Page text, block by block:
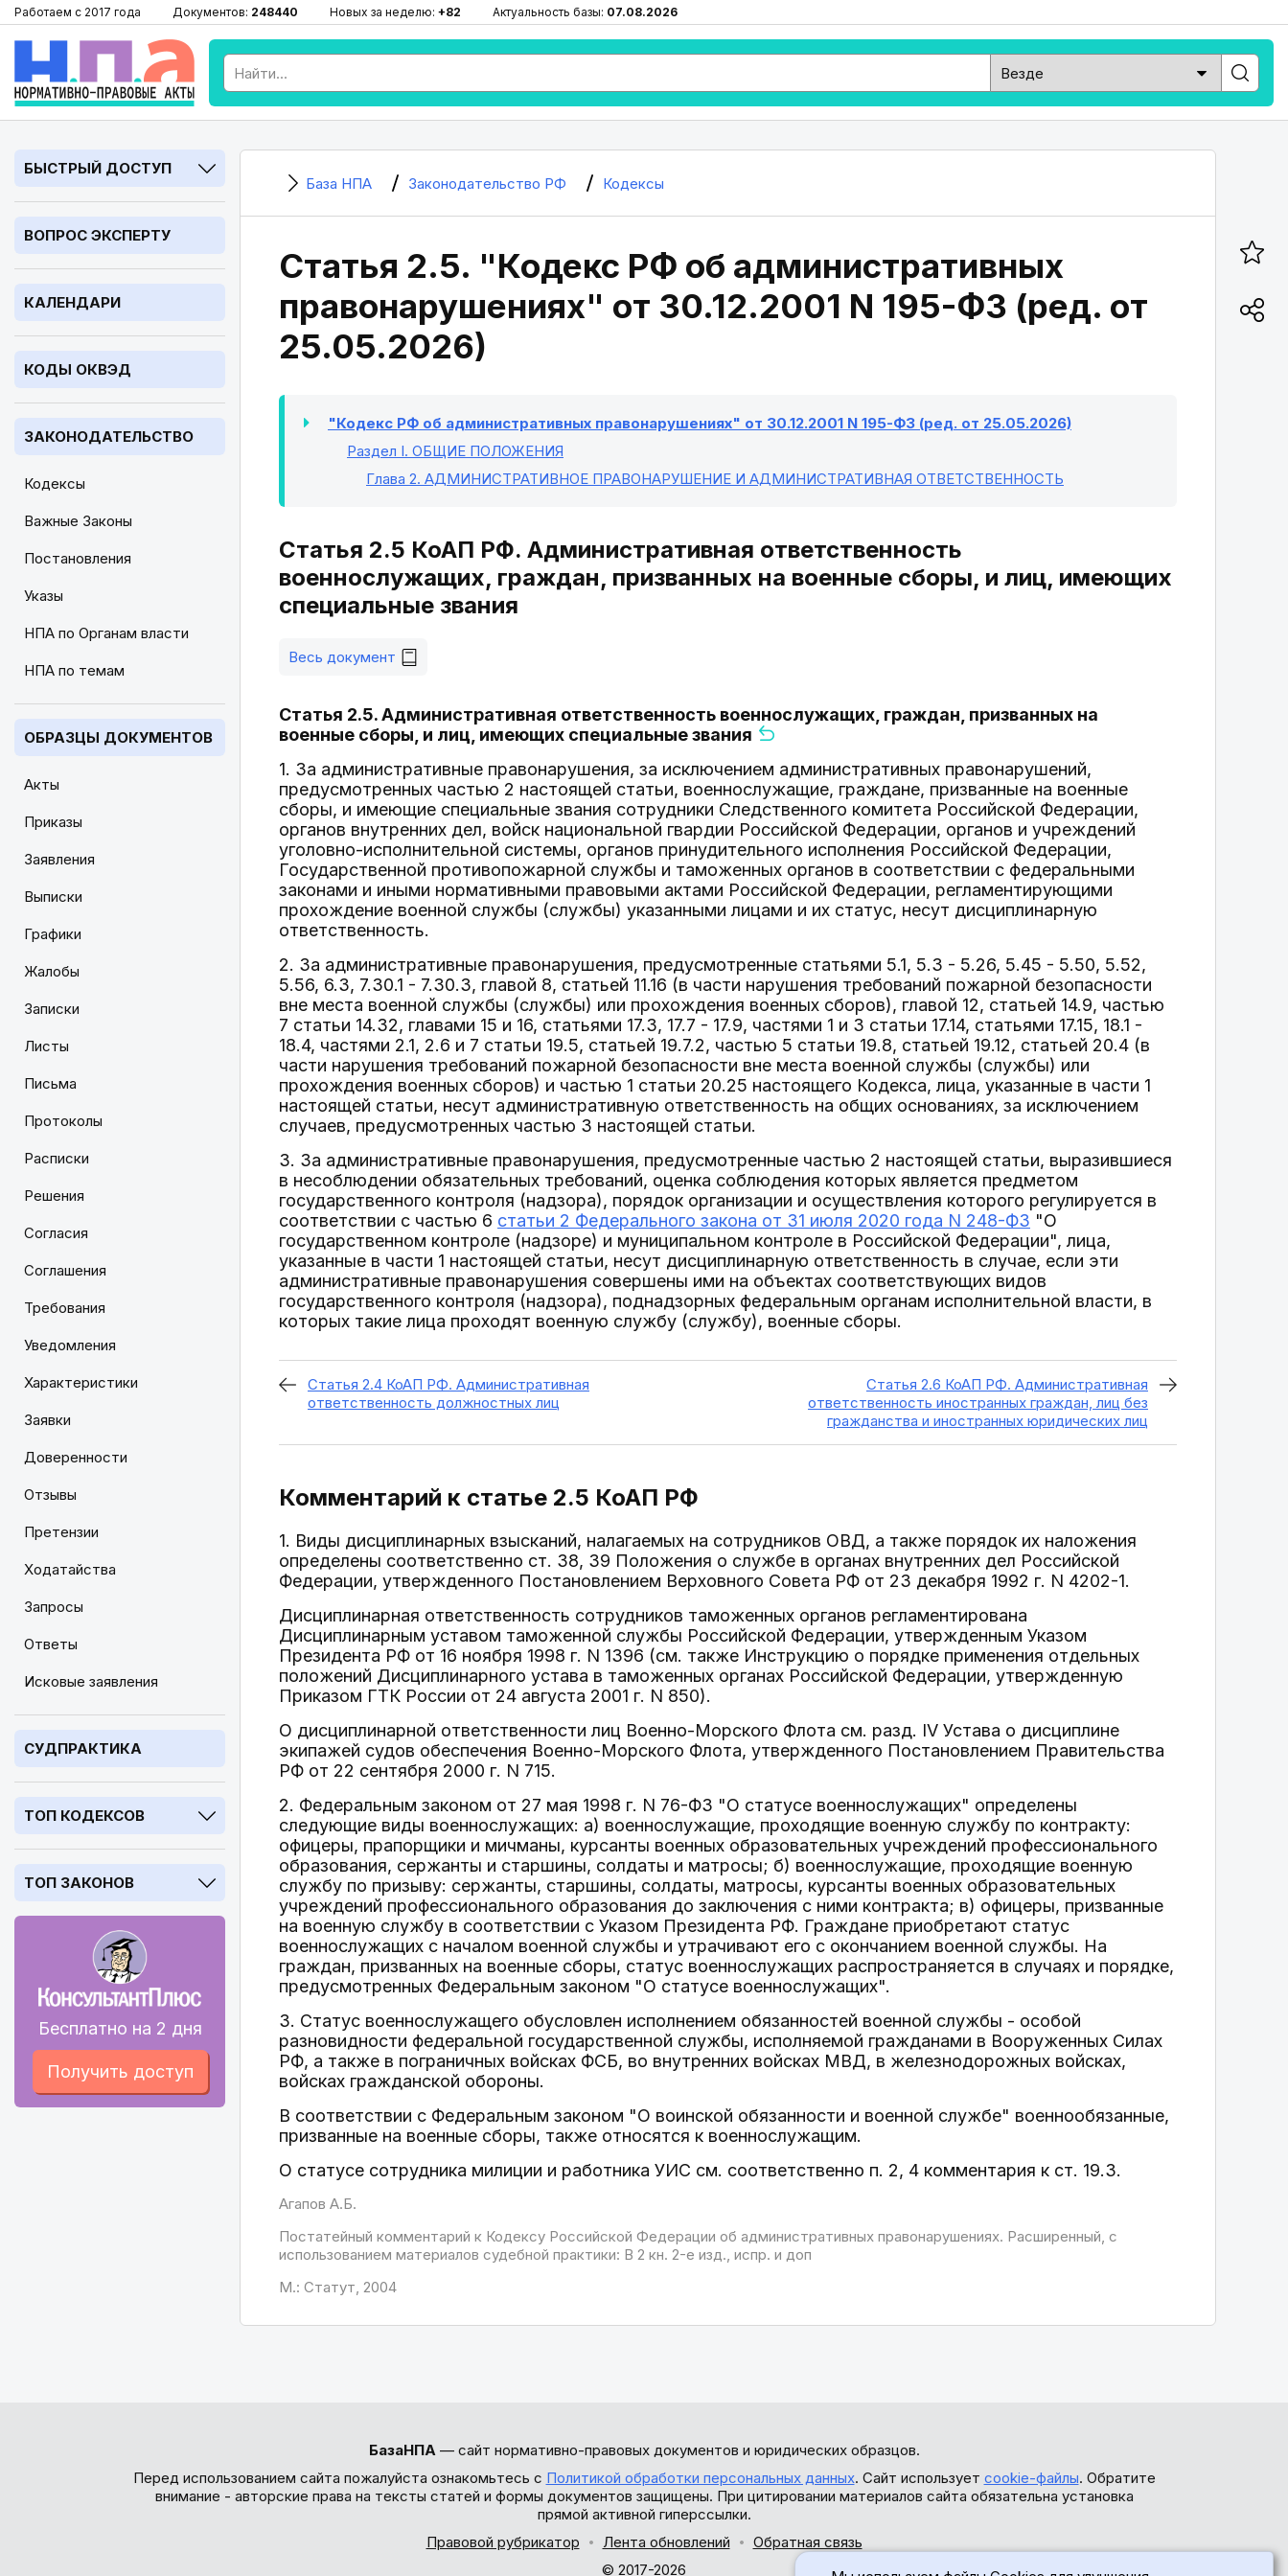
Работаем с 2017 года Документов: 248440 Новых за неделю: +82 Актуальность базы: 07.08.2026
БЫСТРЫЙ ДОСТУП
ВОПРОС ЭКСПЕРТУ
КАЛЕНДАРИ
КОДЫ ОКВЭД
ЗАКОНОДАТЕЛЬСТВО
Кодексы
Важные Законы
Постановления
Указы
НПА по Органам власти
НПА по темам
ОБРАЗЦЫ ДОКУМЕНТОВ
Акты
Приказы
Заявления
Выписки
Графики
Жалобы
Записки
Листы
Письма
Протоколы
Расписки
Решения
Согласия
Соглашения
Требования
Уведомления
Характеристики
Заявки
Доверенности
Отзывы
Претензии
Ходатайства
Запросы
Ответы
Исковые заявления
СУДПРАКТИКА
ТОП КОДЕКСОВ
ТОП ЗАКОНОВ
Бесплатно на 2 дня
Получить доступ
База НПА Законодательство РФ Кодексы
Статья 2.5. "Кодекс РФ об административных
правонарушениях" от 30.12.2001 N 195-ФЗ (ред. от
25.05.2026)
"Кодекс РФ об административных правонарушениях" от 30.12.2001 N 195-ФЗ (ред. от 25.05.2026)
Раздел I. ОБЩИЕ ПОЛОЖЕНИЯ
Глава 2. АДМИНИСТРАТИВНОЕ ПРАВОНАРУШЕНИЕ И АДМИНИСТРАТИВНАЯ ОТВЕТСТВЕННОСТЬ
Статья 2.5 КоАП РФ. Административная ответственность
военнослужащих, граждан, призванных на военные сборы, и лиц, имеющих
специальные звания
Весь документ
Статья 2.5. Административная ответственность военнослужащих, граждан, призванных на
военные сборы, и лиц, имеющих специальные звания
1. За административные правонарушения, за исключением административных правонарушений,
предусмотренных частью 2 настоящей статьи, военнослужащие, граждане, призванные на военные
сборы, и имеющие специальные звания сотрудники Следственного комитета Российской Федерации,
органов внутренних дел, войск национальной гвардии Российской Федерации, органов и учреждений
уголовно-исполнительной системы, органов принудительного исполнения Российской Федерации,
Государственной противопожарной службы и таможенных органов в соответствии с федеральными
законами и иными нормативными правовыми актами Российской Федерации, регламентирующими
прохождение военной службы (службы) указанными лицами и их статус, несут дисциплинарную
ответственность.
2. За административные правонарушения, предусмотренные статьями 5.1, 5.3 - 5.26, 5.45 - 5.50, 5.52,
5.56, 6.3, 7.30.1 - 7.30.3, главой 8, статьей 11.16 (в части нарушения требований пожарной безопасности
вне места военной службы (службы) или прохождения военных сборов), главой 12, статьей 14.9, частью
7 статьи 14.32, главами 15 и 16, статьями 17.3, 17.7 - 17.9, частями 1 и 3 статьи 17.14, статьями 17.15, 18.1 -
18.4, частями 2.1, 2.6 и 7 статьи 19.5, статьей 19.7.2, частью 5 статьи 19.8, статьей 19.12, статьей 20.4 (в
части нарушения требований пожарной безопасности вне места военной службы (службы) или
прохождения военных сборов) и частью 1 статьи 20.25 настоящего Кодекса, лица, указанные в части 1
настоящей статьи, несут административную ответственность на общих основаниях, за исключением
случаев, предусмотренных частью 3 настоящей статьи.
3. За административные правонарушения, предусмотренные частью 2 настоящей статьи, выразившиеся
в несоблюдении обязательных требований, оценка соблюдения которых является предметом
государственного контроля (надзора), порядок организации и осуществления которого регулируется в
соответствии с частью 6 статьи 2 Федерального закона от 31 июля 2020 года N 248-ФЗ "О
государственном контроле (надзоре) и муниципальном контроле в Российской Федерации", лица,
указанные в части 1 настоящей статьи, несут дисциплинарную ответственность в случае, если эти
административные правонарушения совершены ими на объектах соответствующих видов
государственного контроля (надзора), поднадзорных федеральным органам исполнительной власти, в
которых такие лица проходят военную службу (службу), военные сборы.
Статья 2.4 КоАП РФ. Административная
ответственность должностных лиц
Статья 2.6 КоАП РФ. Административная
ответственность иностранных граждан, лиц без
гражданства и иностранных юридических лиц
Комментарий к статье 2.5 КоАП РФ
1. Виды дисциплинарных взысканий, налагаемых на сотрудников ОВД, а также порядок их наложения
определены соответственно ст. 38, 39 Положения о службе в органах внутренних дел Российской
Федерации, утвержденного Постановлением Верховного Совета РФ от 23 декабря 1992 г. N 4202-1.
Дисциплинарная ответственность сотрудников таможенных органов регламентирована
Дисциплинарным уставом таможенной службы Российской Федерации, утвержденным Указом
Президента РФ от 16 ноября 1998 г. N 1396 (см. также Инструкцию о порядке применения отдельных
положений Дисциплинарного устава в таможенных органах Российской Федерации, утвержденную
Приказом ГТК России от 24 августа 2001 г. N 850).
О дисциплинарной ответственности лиц Военно-Морского Флота см. разд. IV Устава о дисциплине
экипажей судов обеспечения Военно-Морского Флота, утвержденного Постановлением Правительства
РФ от 22 сентября 2000 г. N 715.
2. Федеральным законом от 27 мая 1998 г. N 76-ФЗ "О статусе военнослужащих" определены
следующие виды военнослужащих: а) военнослужащие, проходящие военную службу по контракту:
офицеры, прапорщики и мичманы, курсанты военных образовательных учреждений профессионального
образования, сержанты и старшины, солдаты и матросы; б) военнослужащие, проходящие военную
службу по призыву: сержанты, старшины, солдаты, матросы, курсанты военных образовательных
учреждений профессионального образования до заключения с ними контракта; в) офицеры, призванные
на военную службу в соответствии с Указом Президента РФ. Граждане приобретают статус
военнослужащих с началом военной службы и утрачивают его с окончанием военной службы. На
граждан, призванных на военные сборы, статус военнослужащих распространяется в случаях и порядке,
предусмотренных Федеральным законом "О статусе военнослужащих".
3. Статус военнослужащего обусловлен исполнением обязанностей военной службы - особой
разновидности федеральной государственной службы, исполняемой гражданами в Вооруженных Силах
РФ, а также в пограничных войсках ФСБ, во внутренних войсках МВД, в железнодорожных войсках,
войсках гражданской обороны.
В соответствии с Федеральным законом "О воинской обязанности и военной службе" военнообязанные,
призванные на военные сборы, также относятся к военнослужащим.
О статусе сотрудника милиции и работника УИС см. соответственно п. 2, 4 комментария к ст. 19.3.
Агапов А.Б.
Постатейный комментарий к Кодексу Российской Федерации об административных правонарушениях. Расширенный, с
использованием материалов судебной практики: В 2 кн. 2-е изд., испр. и доп
М.: Статут, 2004
БазаНПА— сайт нормативно-правовых документов и юридических образцов.
Перед использованием сайта пожалуйста ознакомьтесь с Политикой обработки персональных данных. Сайт использует cookie-файлы. Обратите
внимание - авторские права на тексты статей и формы документов защищены. При цитировании материалов сайта обязательна установка
прямой активной гиперссылки.
Правовой рубрикатор
Лента обновлений
Обратная связь
© 2017-2026